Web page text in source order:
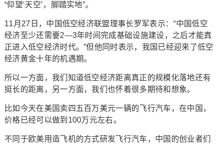
“仰望‘天空’，脚踏实地”。
11月27日，中国低空经济联盟理事长罗军表示：“中国低空
经济至少还需要2—3年时间完成基础设施建设，之后才能真
正进入低空经济时代。”但他同时表示，我国已经迎来了低空
经济黄金十年的机遇期。
所以一方面，我们知道低空经济距离真正的规模化落地还有
挺长的距离，另一方面，我们也怀着很多期待和想象。
比如今天在美国卖四五百万美元一辆的飞行汽车，在中国，
价格已经可以做到100万元左右。
不同于欧美用造飞机的方式研发飞行汽车，中国的创业者们